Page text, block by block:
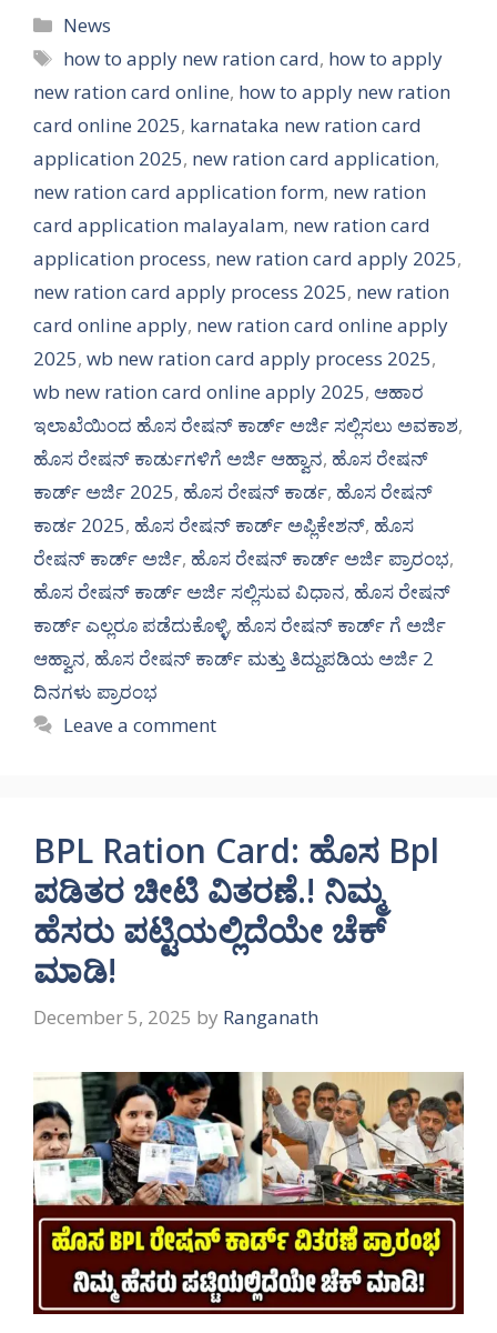
Categories
News
Tags
how to apply new ration card, how to apply
new ration card online, how to apply new ration
card online 2025, karnataka new ration card
application 2025, new ration card application,
new ration card application form, new ration
card application malayalam, new ration card
application process, new ration card apply 2025,
new ration card apply process 2025, new ration
card online apply, new ration card online apply
2025, wb new ration card apply process 2025,
wb new ration card online apply 2025, ಆಹಾರ
ಇಲಾಖೆಯಿಂದ ಹೊಸ ರೇಷನ್ ಕಾರ್ಡ್ ಅರ್ಜಿ ಸಲ್ಲಿಸಲು ಅವಕಾಶ,
ಹೊಸ ರೇಷನ್ ಕಾರ್ಡುಗಳಿಗೆ ಅರ್ಜಿ ಆಹ್ವಾನ, ಹೊಸ ರೇಷನ್
ಕಾರ್ಡ್ ಅರ್ಜಿ 2025, ಹೊಸ ರೇಷನ್ ಕಾರ್ಡ, ಹೊಸ ರೇಷನ್
ಕಾರ್ಡ 2025, ಹೊಸ ರೇಷನ್ ಕಾರ್ಡ್ ಅಪ್ಲಿಕೇಶನ್, ಹೊಸ
ರೇಷನ್ ಕಾರ್ಡ್ ಅರ್ಜಿ, ಹೊಸ ರೇಷನ್ ಕಾರ್ಡ್ ಅರ್ಜಿ ಪ್ರಾರಂಭ,
ಹೊಸ ರೇಷನ್ ಕಾರ್ಡ್ ಅರ್ಜಿ ಸಲ್ಲಿಸುವ ವಿಧಾನ, ಹೊಸ ರೇಷನ್
ಕಾರ್ಡ್ ಎಲ್ಲರೂ ಪಡೆದುಕೊಳ್ಳಿ, ಹೊಸ ರೇಷನ್ ಕಾರ್ಡ್ ಗೆ ಅರ್ಜಿ
ಆಹ್ವಾನ, ಹೊಸ ರೇಷನ್ ಕಾರ್ಡ್ ಮತ್ತು ತಿದ್ದುಪಡಿಯ ಅರ್ಜಿ 2
ದಿನಗಳು ಪ್ರಾರಂಭ
Leave a comment
BPL Ration Card: ಹೊಸ Bpl
ಪಡಿತರ ಚೀಟಿ ವಿತರಣೆ.! ನಿಮ್ಮ
ಹೆಸರು ಪಟ್ಟಿಯಲ್ಲಿದೆಯೇ ಚೆಕ್
ಮಾಡಿ!
December 5, 2025 by Ranganath